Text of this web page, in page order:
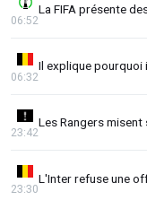
La FIFA présente
06:52
Il explique pourquoi
06:32
Les Rangers misent
23:42
L'Inter refuse une
23:30